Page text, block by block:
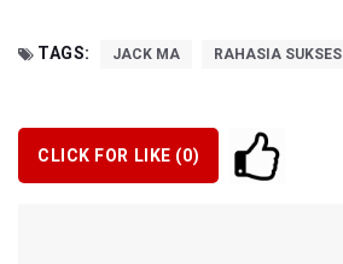
TAGS: JACK MA RAHASIA SUKSES
CLICK FOR LIKE (0)